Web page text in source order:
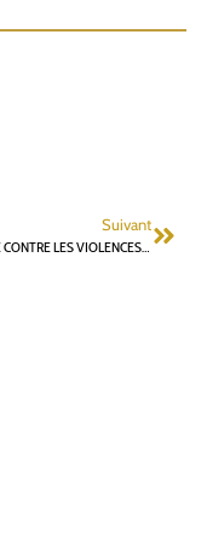
Suivant
CAMPAGNE CONTRE LES VIOLENCES MOTORISÉES